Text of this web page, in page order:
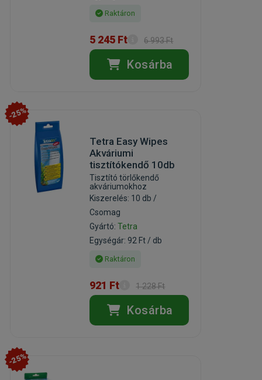
Raktáron
5 245 Ft 6 993 Ft
Kosárba
-25%
Tetra Easy Wipes
Akváriumi
tisztítókendő 10db
Tisztító törlőkendő
akváriumokhoz
Kiszerelés: 10 db /
Csomag
Gyártó:Tetra
Egységár: 92 Ft / db
Raktáron
921 Ft 1 228 Ft
Kosárba
-25%